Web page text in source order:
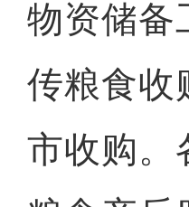
物资储备
传粮食收
市收购。